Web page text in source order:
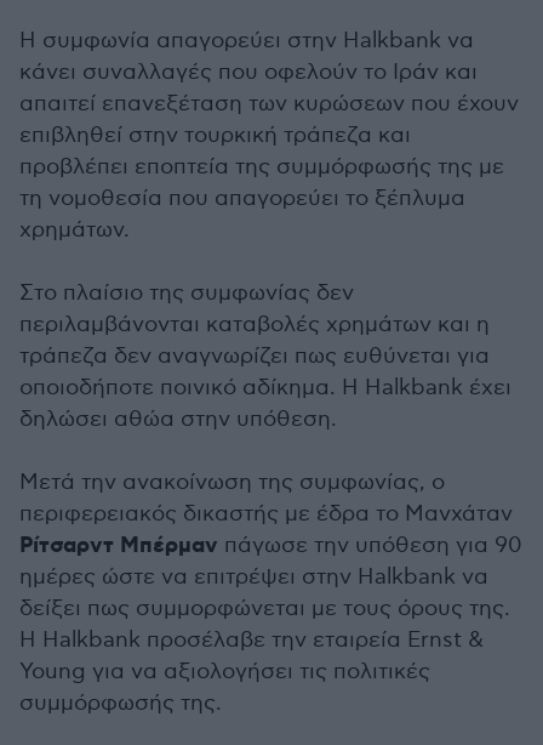
Η συμφωνία απαγορεύει στην Halkbank να
κάνει συναλλαγές που οφελούν το Ιράν και
απαιτεί επανεξέταση των κυρώσεων που έχουν
επιβληθεί στην τουρκική τράπεζα και
προβλέπει εποπτεία της συμμόρφωσής της με
τη νομοθεσία που απαγορεύει το ξέπλυμα
χρημάτων.
Στο πλαίσιο της συμφωνίας δεν
περιλαμβάνονται καταβολές χρημάτων και η
τράπεζα δεν αναγνωρίζει πως ευθύνεται για
οποιοδήποτε ποινικό αδίκημα. Η Halkbank έχει
δηλώσει αθώα στην υπόθεση.
Μετά την ανακοίνωση της συμφωνίας, ο
περιφερειακός δικαστής με έδρα το Μανχάταν
Ρίτσαρντ Μπέρμαν πάγωσε την υπόθεση για 90
ημέρες ώστε να επιτρέψει στην Halkbank να
δείξει πως συμμορφώνεται με τους όρους της.
Η Halkbank προσέλαβε την εταιρεία Ernst &
Young για να αξιολογήσει τις πολιτικές
συμμόρφωσής της.